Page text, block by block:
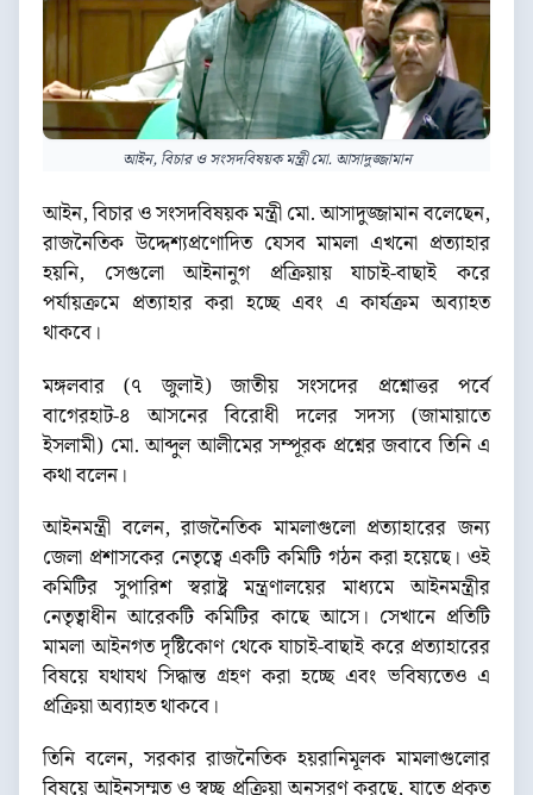
আইন, বিচার ও সংসদবিষয়ক মন্ত্রী মো. আসাদুজ্জামান
আইন, বিচার ও সংসদবিষয়ক মন্ত্রী মো. আসাদুজ্জামান বলেছেন,
রাজনৈতিক উদ্দেশ্যপ্রণোদিত যেসব মামলা এখনো প্রত্যাহার
হয়নি, সেগুলো আইনানুগ প্রক্রিয়ায় যাচাই-বাছাই করে
পর্যায়ক্রমে প্রত্যাহার করা হচ্ছে এবং এ কার্যক্রম অব্যাহত
থাকবে।
মঙ্গলবার (৭ জুলাই) জাতীয় সংসদের প্রশ্নোত্তর পর্বে
বাগেরহাট-৪ আসনের বিরোধী দলের সদস্য (জামায়াতে
ইসলামী) মো. আব্দুল আলীমের সম্পূরক প্রশ্নের জবাবে তিনি এ
কথা বলেন।
আইনমন্ত্রী বলেন, রাজনৈতিক মামলাগুলো প্রত্যাহারের জন্য
জেলা প্রশাসকের নেতৃত্বে একটি কমিটি গঠন করা হয়েছে। ওই
কমিটির সুপারিশ স্বরাষ্ট্র মন্ত্রণালয়ের মাধ্যমে আইনমন্ত্রীর
নেতৃত্বাধীন আরেকটি কমিটির কাছে আসে। সেখানে প্রতিটি
মামলা আইনগত দৃষ্টিকোণ থেকে যাচাই-বাছাই করে প্রত্যাহারের
বিষয়ে যথাযথ সিদ্ধান্ত গ্রহণ করা হচ্ছে এবং ভবিষ্যতেও এ
প্রক্রিয়া অব্যাহত থাকবে।
তিনি বলেন, সরকার রাজনৈতিক হয়রানিমূলক মামলাগুলোর